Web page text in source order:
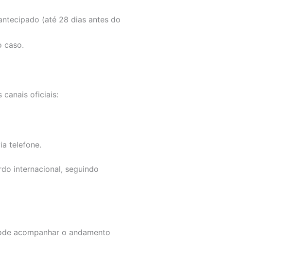
(até 28 dias antes do
caso.
canais oficiais:
telefone.
internacional, seguindo
acompanhar o andamento